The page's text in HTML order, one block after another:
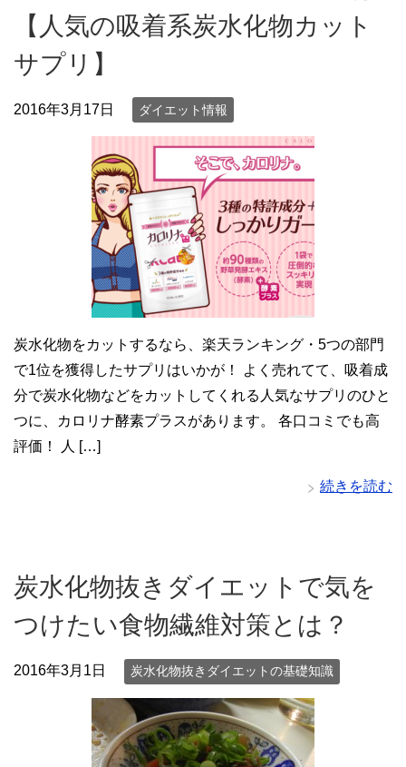
【人気の吸着系炭水化物カット
サプリ】
2016年3月17日 ダイエット情報
炭水化物をカットするなら、楽天ランキング・5つの部門
で1位を獲得したサプリはいかが！ よく売れてて、吸着成
分で炭水化物などをカットしてくれる人気なサプリのひと
つに、カロリナ酵素プラスがあります。 各口コミでも高
評価！ 人 […]
続きを読む
炭水化物抜きダイエットで気を
つけたい食物繊維対策とは？
2016年3月1日 炭水化物抜きダイエットの基礎知識